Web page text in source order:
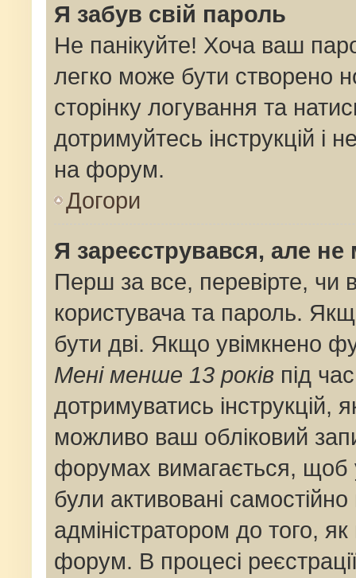
Я забув свій пароль
Не панікуйте! Хоча ваш
легко може бути створено
сторінку логування та
дотримуйтесь інструкцій і
на форум.
Догори
Я зареєструвався, але
Перш за все, перевірте, чи
користувача та пароль.
бути дві. Якщо увімкнено
Мені менше 13 років під
дотримуватись інструкцій,
можливо ваш обліковий
форумах вимагається, щоб
були активовані
адміністратором до того,
форум. В процесі